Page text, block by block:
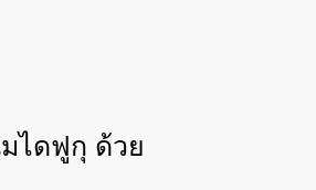
ไดฟูกุ ด้วย